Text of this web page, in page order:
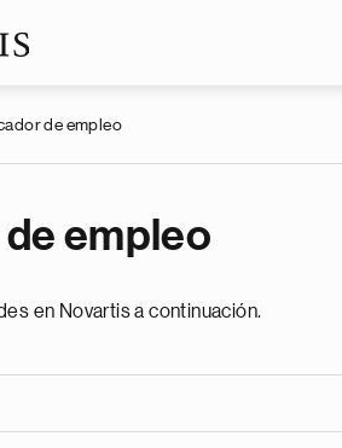
de empleo
empleo
en Novartis a continuación.